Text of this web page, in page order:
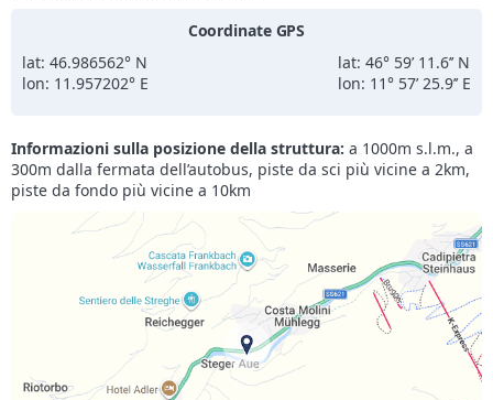
Coordinate GPS
lat: 46.986562° N
lon: 11.957202° E
lat: 46° 59’ 11.6’’ N
lon: 11° 57’ 25.9’’ E
Informazioni sulla posizione della struttura: a 1000m s.l.m., a
300m dalla fermata dell’autobus, piste da sci più vicine a 2km,
piste da fondo più vicine a 10km